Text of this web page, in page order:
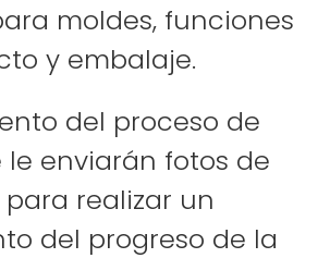
moldes, funciones
y embalaje.
del proceso de
le enviarán fotos de
realizar un
del progreso de la